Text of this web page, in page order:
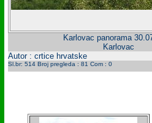
Karlovac panorama
Karlovac
Autor : crtice hrvatske
Sl.br: 514 Broj pregleda : 81 Com : 0